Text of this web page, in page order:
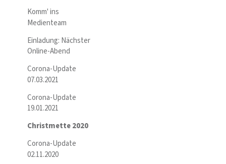
Komm' ins
Medienteam
Einladung: Nächster
Online-Abend
Corona-Update
07.03.2021
Corona-Update
19.01.2021
Christmette 2020
Corona-Update
02.11.2020